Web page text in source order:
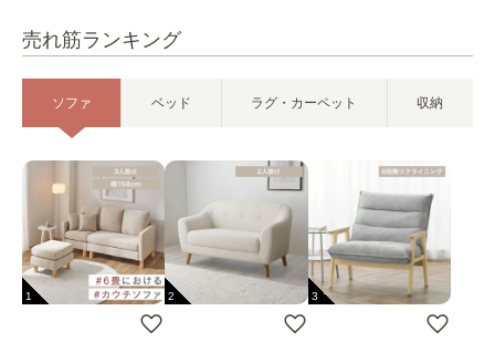
売れ筋ランキング
ソファ ベッド ラグ・カーペット 収納
1 2 3